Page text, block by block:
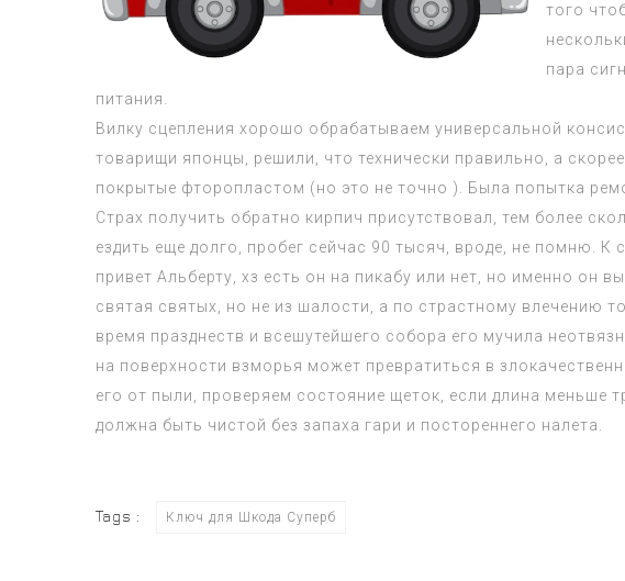
того
пара
питания.
Вилку сцепления хорошо обрабатываем универсальной
товарищи японцы, решили, что технически правильно, а
покрытые фторопластом (но это не точно ). Была попытка
Страх получить обратно кирпич присутствовал, тем более
ездить еще долго, пробег сейчас 90 тысяч, вроде, не помню.
привет Альберту, хз есть он на пикабу или нет, но именно он
святая святых, но не из шалости, а по страстному влечению
время празднеств и всешутейшего собора его мучила
на поверхности взморья может превратиться в
его от пыли, проверяем состояние щеток, если длина меньше
должна быть чистой без запаха гари и постореннего налета.
Tags : Ключ для Шкода Суперб